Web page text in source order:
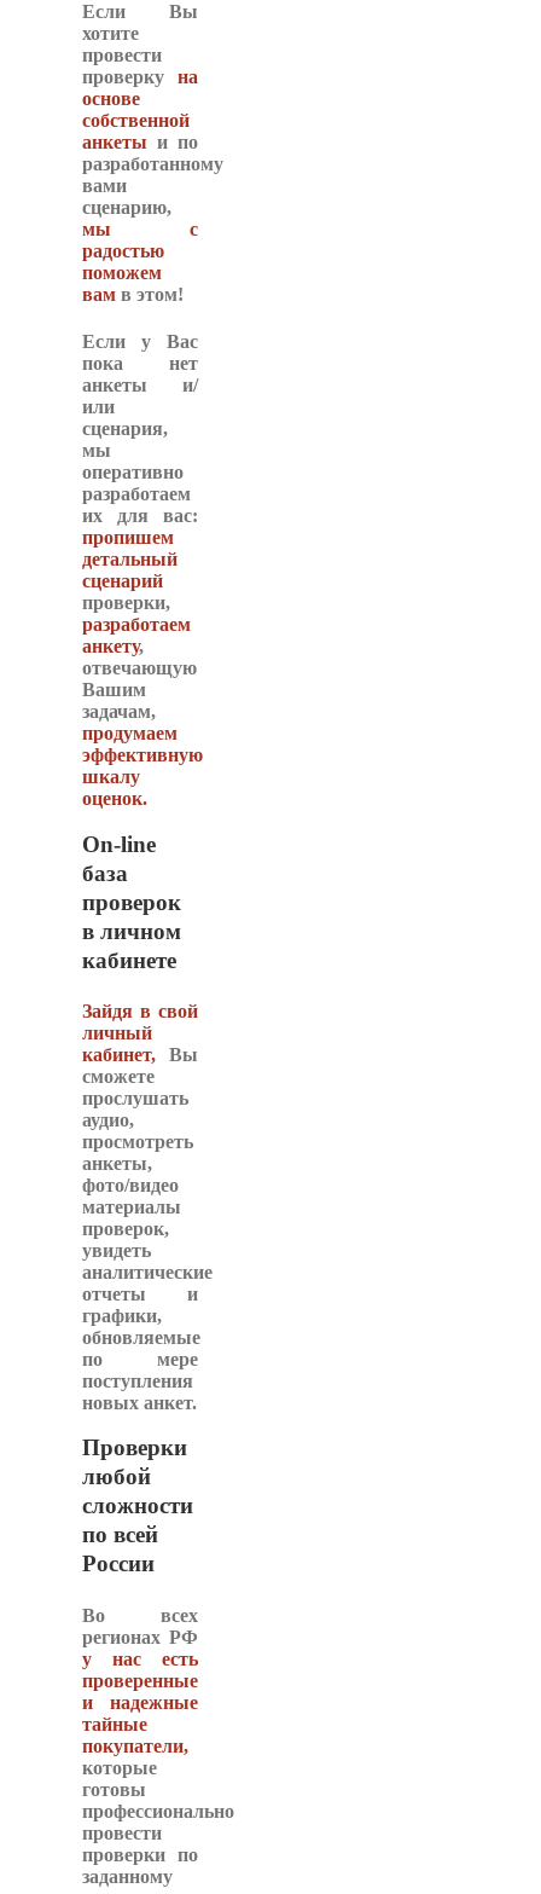
Если Вы
хотите
провести
проверку на
основе
собственной
анкеты и по
разработанному
вами
сценарию,
мы с
радостью
поможем
вам в этом!
Если у Вас
пока нет
анкеты и/
или
сценария,
мы
оперативно
разработаем
их для вас:
пропишем
детальный
сценарий
проверки,
разработаем
анкету,
отвечающую
Вашим
задачам,
продумаем
эффективную
шкалу
оценок.
On-line
база
проверок
в личном
кабинете
Зайдя в свой
личный
кабинет, Вы
сможете
прослушать
аудио,
просмотреть
анкеты,
фото/видео
материалы
проверок,
увидеть
аналитические
отчеты и
графики,
обновляемые
по мере
поступления
новых анкет.
Проверки
любой
сложности
по всей
России
Во всех
регионах РФ
у нас есть
проверенные
и надежные
тайные
покупатели,
которые
готовы
профессионально
провести
проверки по
заданному